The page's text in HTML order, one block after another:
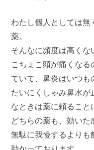
わたし個人としては
薬。
そんなに頻度は高くな
こちょこ頭が痛くな
ていて、鼻炎はいつ
たいにくしゃみ鼻水
なときは薬に頼ること
どちらの薬も、効い
無駄に我慢するより